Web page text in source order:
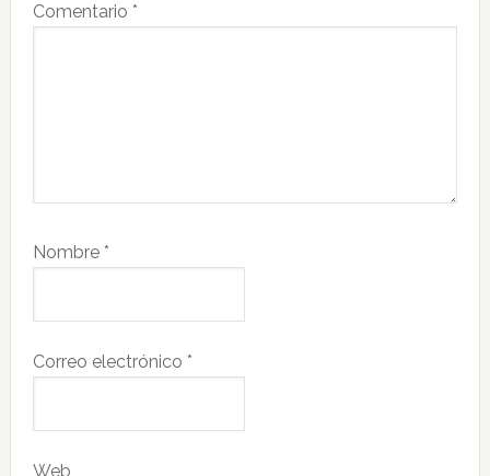
Comentario *
Nombre *
Correo electrónico *
Web